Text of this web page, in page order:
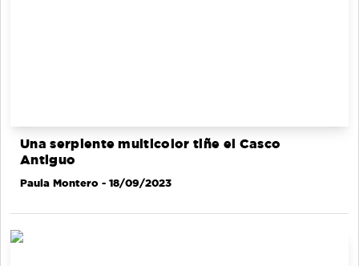
Una serpiente multicolor tiñe el Casco
Antiguo
Paula Montero - 18/09/2023